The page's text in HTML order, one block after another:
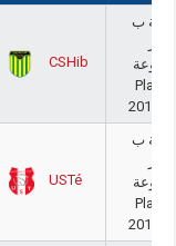
CSHib
ب
Play-
2015/
USTé
ب
Play-
2015/